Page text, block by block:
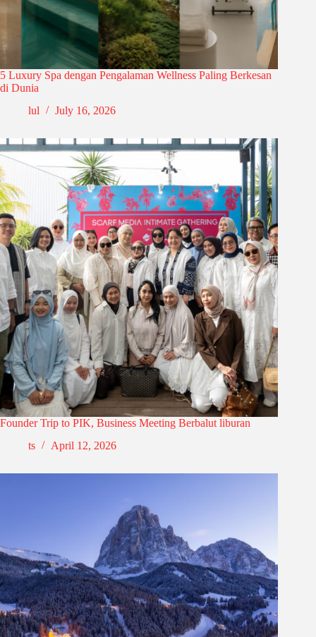
5 Luxury Spa dengan Pengalaman Wellness Paling Berkesan
di Dunia
lul
July 16, 2026
Founder Trip to PIK, Business Meeting Berbalut liburan
ts
April 12, 2026